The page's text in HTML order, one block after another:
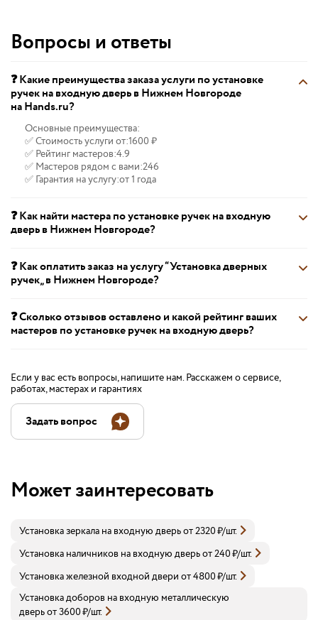
Вопросы и ответы
❓ Какие преимущества заказа услуги по установке
ручек на входную дверь в Нижнем Новгороде
на Hands.ru?
Основные преимущества:
✅ Стоимость услуги от:1600 ₽
✅ Рейтинг мастеров:4.9
✅ Мастеров рядом с вами:246
✅ Гарантия на услугу:от 1 года
❓ Как найти мастера по установке ручек на входную
дверь в Нижнем Новгороде?
❓ Как оплатить заказ на услугу “Установка дверных
ручек„ в Нижнем Новгороде?
❓ Сколько отзывов оставлено и какой рейтинг ваших
мастеров по установке ручек на входную дверь?
Если у вас есть вопросы, напишите нам. Расскажем о сервисе,
работах, мастерах и гарантиях
Задать вопрос
Может заинтересовать
Установка зеркала на входную дверьот2320₽/шт.
Установка наличников на входную дверьот240₽/шт.
Установка железной входной двери от4800₽/шт.
Установка доборов на входную металлическую
дверьот3600₽/шт.